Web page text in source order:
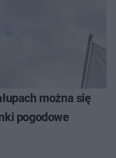
można się
pogodowe